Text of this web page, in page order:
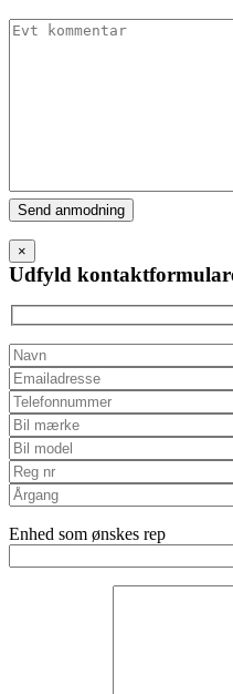
Please
leave
this
field
empty.
×
Udfyld
Enhed som ønskes rep